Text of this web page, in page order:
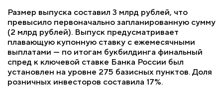
Размер выпуска составил 3 млрд рублей, что
превысило первоначально запланированную сумму
(2 млрд рублей). Выпуск предусматривает
плавающую купонную ставку с ежемесячными
выплатами — по итогам букбилдинга финальный
спред к ключевой ставке Банка России был
установлен на уровне 275 базисных пунктов. Доля
розничных инвесторов составила 17%.